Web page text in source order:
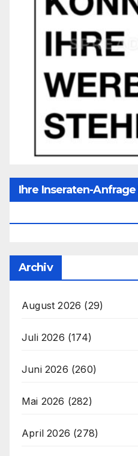
Ihre Inseraten-
Archiv
August 2026 (29)
Juli 2026 (174)
Juni 2026 (260)
Mai 2026 (282)
April 2026 (278)